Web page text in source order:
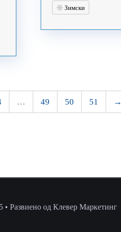
Зимски
… 49 50 51 →
Развиено од Клевер Маркетинг